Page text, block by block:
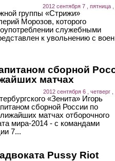
2012 сентября 7 , пятница ,
группы «Стрижи»
Морозов, которого
служебными
к увольнению с
сборной
матчах
2012 сентября 6 , четверг ,
«Зенита» Игорь
сборной России по
матчах отборочного
мира-2014 - с командами
7...
Pussy Riot